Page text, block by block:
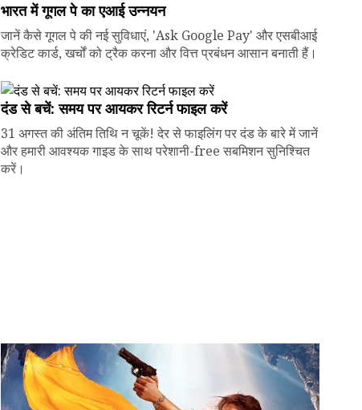
भारत में गूगल पे का एआई उन्नयन
जानें कैसे गूगल पे की नई सुविधाएं, 'Ask Google Pay' और एसबीआई
क्रेडिट कार्ड, खर्चों को ट्रैक करना और वित्त प्रबंधन आसान बनाती हैं।
दंड से बचें: समय पर आयकर रिटर्न फाइल करें
31 अगस्त की अंतिम तिथि न चूकें! देर से फाइलिंग पर दंड के बारे में जानें
और हमारी आवश्यक गाइड के साथ परेशानी-free सबमिशन सुनिश्चित
करें।